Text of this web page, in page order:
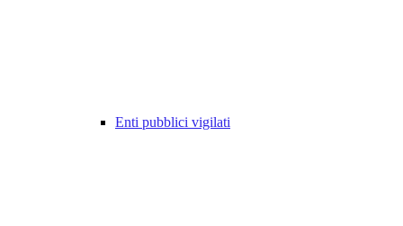
Enti pubblici vigilati